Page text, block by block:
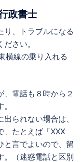
政書士
り、トラブルになる
さい。
横線の乗り入れる
、電話も８時から２
られない場合は、
、たとえば「XXX
と言でよいので、留
。（迷惑電話と区別